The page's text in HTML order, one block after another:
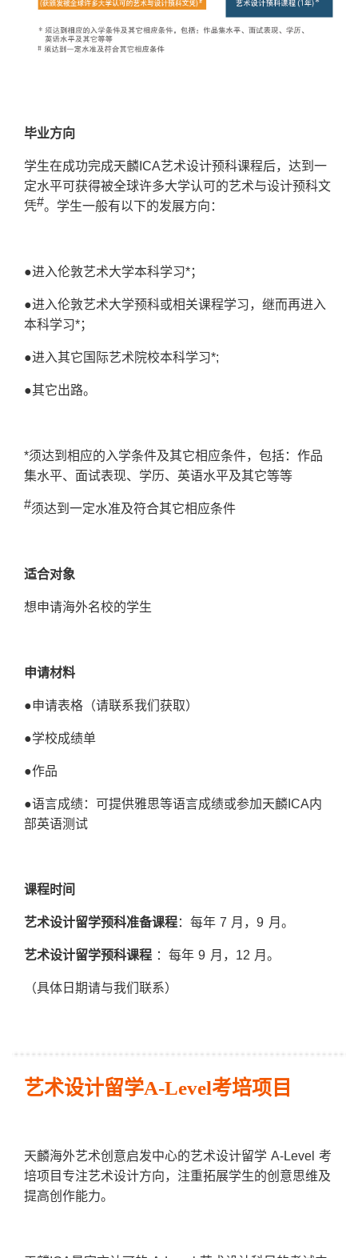
毕业方向
学生在成功完成天麟ICA艺术设计预科课程后，达到一
定水平可获得被全球许多大学认可的艺术与设计预科文
凭#。学生一般有以下的发展方向：
●进入伦敦艺术大学本科学习*；
●进入伦敦艺术大学预科或相关课程学习，继而再进入
本科学习*；
●进入其它国际艺术院校本科学习*;
●其它出路。
*须达到相应的入学条件及其它相应条件，包括：作品
集水平、面试表现、学历、英语水平及其它等等
#须达到一定水准及符合其它相应条件
适合对象
想申请海外名校的学生
申请材料
●申请表格（请联系我们获取）
●学校成绩单
●作品
●语言成绩：可提供雅思等语言成绩或参加天麟ICA内
部英语测试
课程时间
艺术设计留学预科准备课程：每年 7 月，9 月。
艺术设计留学预科课程 ：每年 9 月，12 月。
（具体日期请与我们联系）
艺术设计留学A-Level考培项目
天麟海外艺术创意启发中心的艺术设计留学 A-Level 考
培项目专注艺术设计方向，注重拓展学生的创意思维及
提高创作能力。